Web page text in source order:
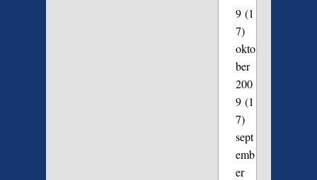
9(1
7)
okto
ber
200
9(1
7)
sept
emb
er